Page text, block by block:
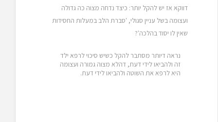
דווקא אז יש להקל יותר: כיצד נדחה מצוה כה גדולה
ועצומה בשל עניין סגולי, 'סברת הלב במעלות החסידות
שאין לו יסוד בהלכה'?
נראה דיותר מסתבר להקל כשיש סיכוי לרפא ילד
זה ולהביאו לידי דעת, דהלא מצוה גמורה ועצומה
היא לרפא את השוטה ולהביאו לידי דעת.